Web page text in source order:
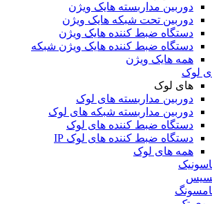
دوربین مداربسته هایک ویژن
دوربین تحت شبکه هایک ویژن
دستگاه ضبط کننده هایک ویژن
دستگاه ضبط کننده هایک ویژن شبکه
همه هایک ویژن
لوک
های لوک
دوربین مداربسته های لوک
دوربین مداربسته شبکه های لوک
دستگاه ضبط کننده های لوک
دستگاه ضبط کننده های لوک IP
همه های لوک